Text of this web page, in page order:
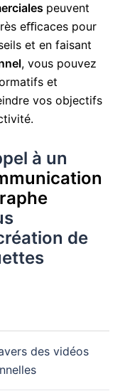
peuvent
eﬃcaces pour
et en faisant
, vous pouvez
et
vos objectifs
à un
de
des vidéos